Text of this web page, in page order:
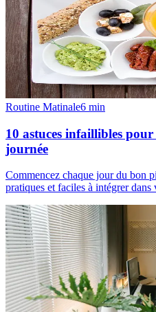
Routine Matinale6 min
10 astuces infaillibles
journée
Commencez chaque jour du bon
pratiques et faciles à intégrer